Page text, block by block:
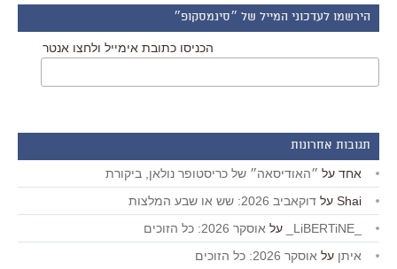
הירשמו לעדכוני המייל של ״סינמסקופ״
הכניסו כתובת אימייל ולחצו אנטר
תגובות אחרונות
אחד על ״האודיסאה״ של כריסטופר נולאן, ביקורת
Shai על דוקאביב 2026: שש או שבע המלצות
על אוסקר 2026: כל הזוכים
איתן על אוסקר 2026: כל הזוכים